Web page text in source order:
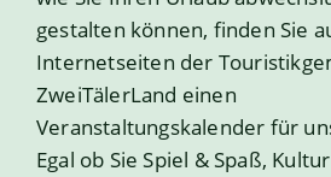
gestalten können, finden Sie
Internetseiten der
ZweiTälerLand einen
Veranstaltungskalender für
Egal ob Sie Spiel & Spaß,